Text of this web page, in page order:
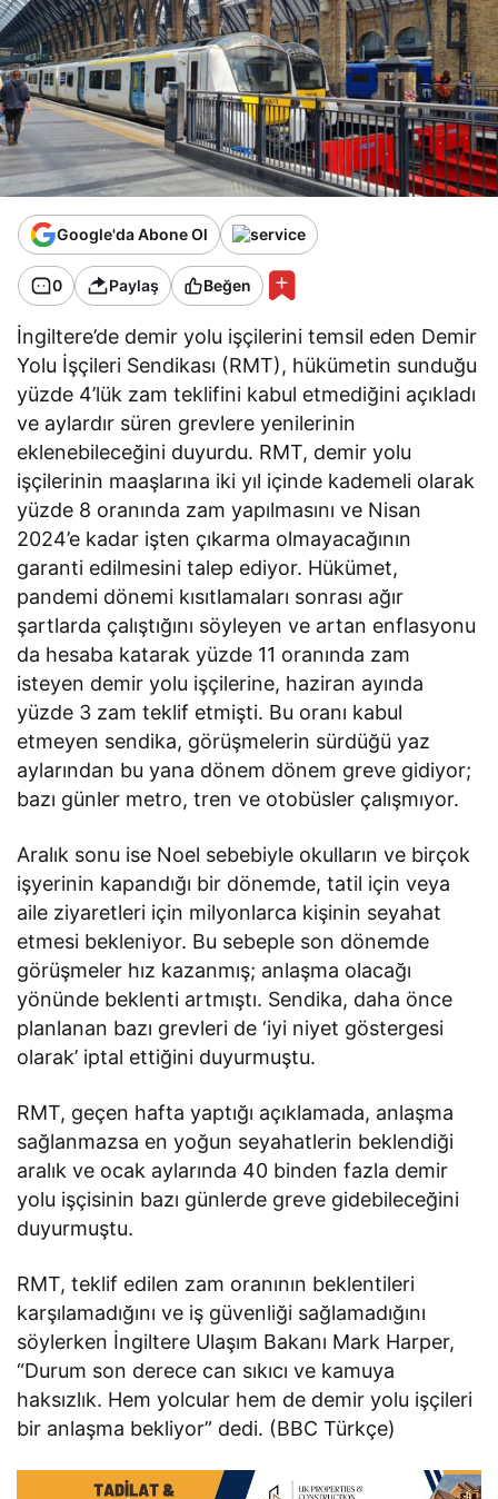
Google'da Abone Ol
0 Paylaş Beğen
İngiltere’de demir yolu işçilerini temsil eden Demir
Yolu İşçileri Sendikası (RMT), hükümetin sunduğu
yüzde 4’lük zam teklifini kabul etmediğini açıkladı
ve aylardır süren grevlere yenilerinin
eklenebileceğini duyurdu. RMT, demir yolu
işçilerinin maaşlarına iki yıl içinde kademeli olarak
yüzde 8 oranında zam yapılmasını ve Nisan
2024’e kadar işten çıkarma olmayacağının
garanti edilmesini talep ediyor. Hükümet,
pandemi dönemi kısıtlamaları sonrası ağır
şartlarda çalıştığını söyleyen ve artan enflasyonu
da hesaba katarak yüzde 11 oranında zam
isteyen demir yolu işçilerine, haziran ayında
yüzde 3 zam teklif etmişti. Bu oranı kabul
etmeyen sendika, görüşmelerin sürdüğü yaz
aylarından bu yana dönem dönem greve gidiyor;
bazı günler metro, tren ve otobüsler çalışmıyor.
Aralık sonu ise Noel sebebiyle okulların ve birçok
işyerinin kapandığı bir dönemde, tatil için veya
aile ziyaretleri için milyonlarca kişinin seyahat
etmesi bekleniyor. Bu sebeple son dönemde
görüşmeler hız kazanmış; anlaşma olacağı
yönünde beklenti artmıştı. Sendika, daha önce
planlanan bazı grevleri de ‘iyi niyet göstergesi
olarak’ iptal ettiğini duyurmuştu.
RMT, geçen hafta yaptığı açıklamada, anlaşma
sağlanmazsa en yoğun seyahatlerin beklendiği
aralık ve ocak aylarında 40 binden fazla demir
yolu işçisinin bazı günlerde greve gidebileceğini
duyurmuştu.
RMT, teklif edilen zam oranının beklentileri
karşılamadığını ve iş güvenliği sağlamadığını
söylerken İngiltere Ulaşım Bakanı Mark Harper,
“Durum son derece can sıkıcı ve kamuya
haksızlık. Hem yolcular hem de demir yolu işçileri
bir anlaşma bekliyor” dedi. (BBC Türkçe)